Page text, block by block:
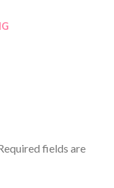
fields are